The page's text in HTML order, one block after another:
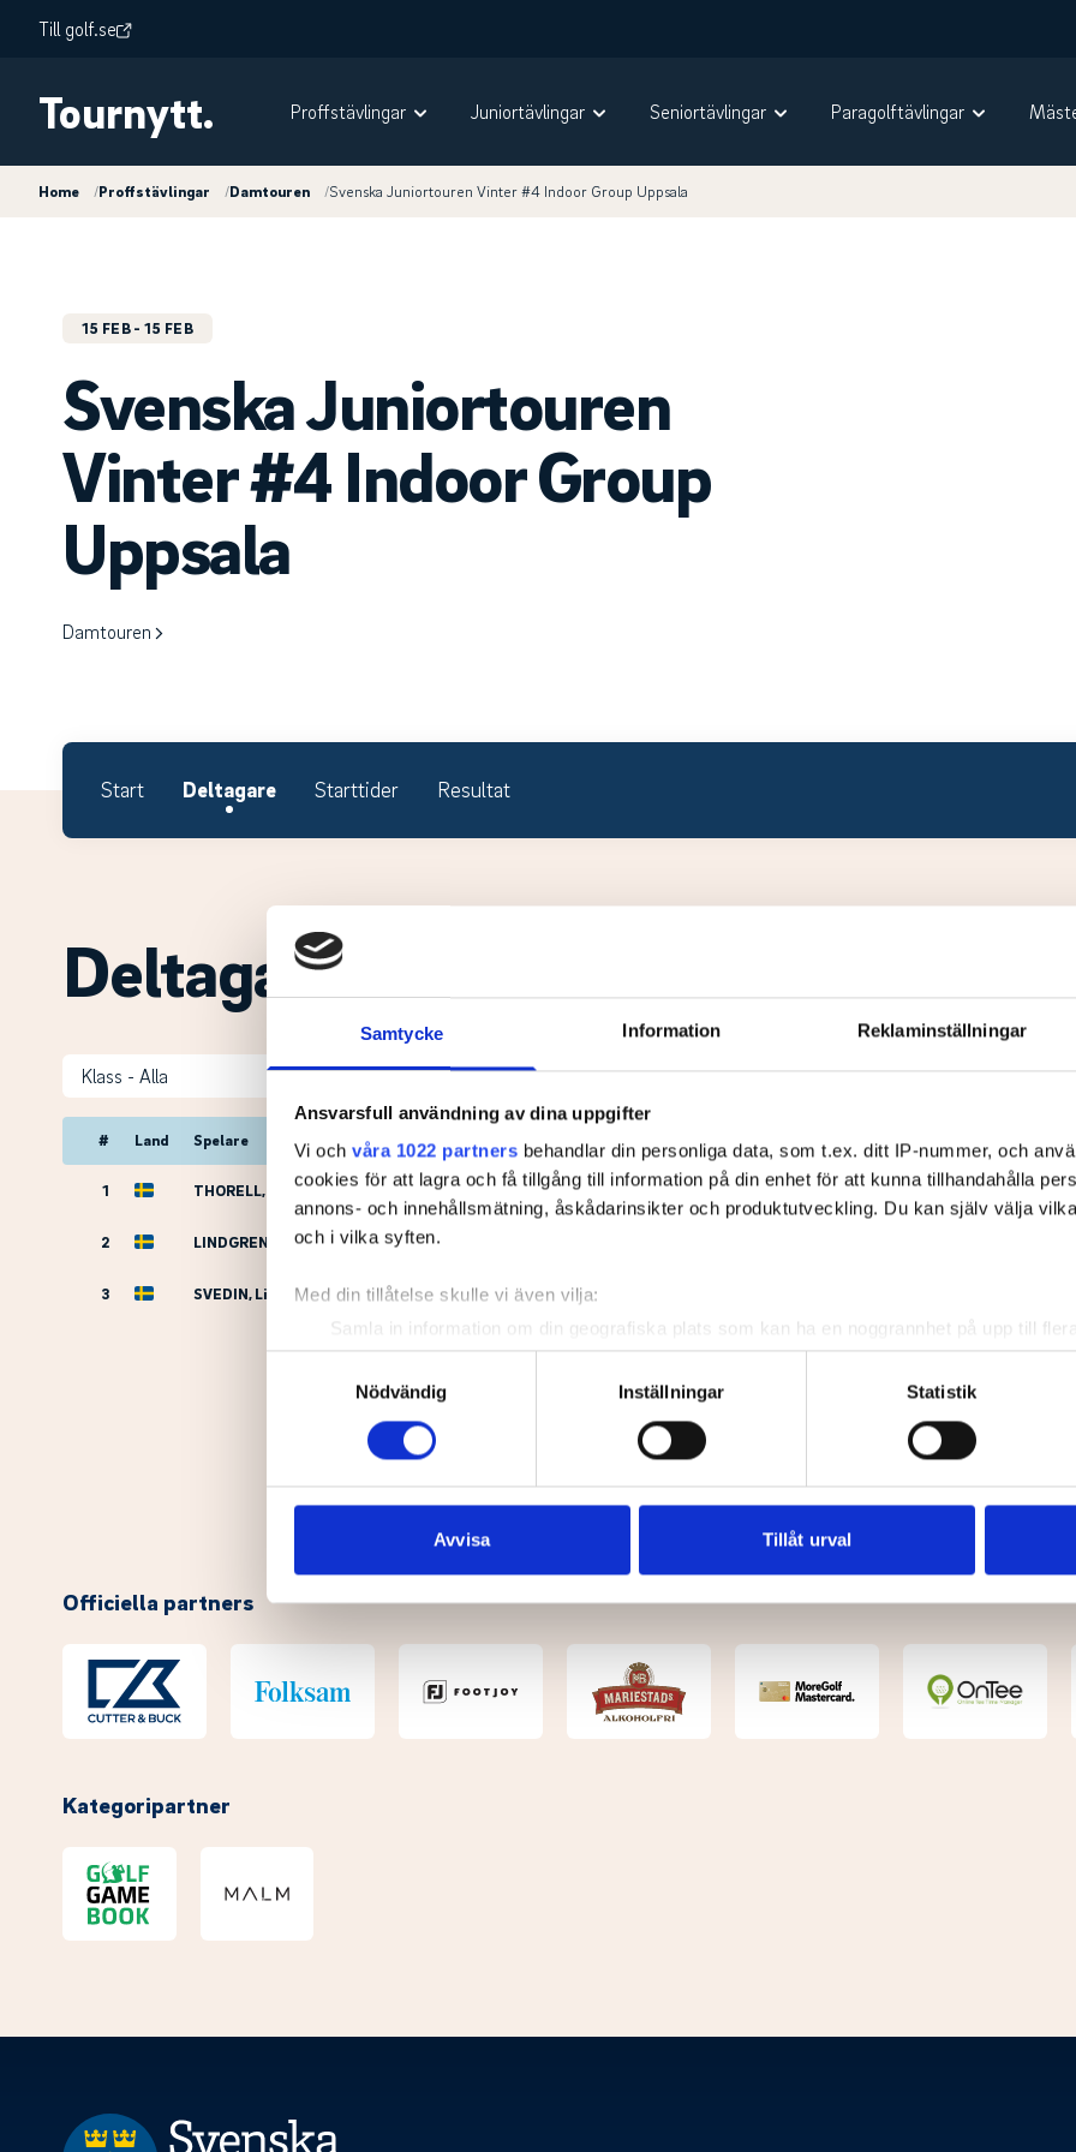
Samtycke Information Reklaminställningar
Ansvarsfull användning av dina uppgifter
Vi och våra 1022 partners behandlar din personliga data, som t.ex. ditt IP-nummer, och
cookies för att lagra och få tillgång till information på din enhet för att kunna tillhandahålla
annons- och innehållsmätning, åskådarinsikter och produktutveckling. Du kan själv välja
och i vilka syften.
Med din tillåtelse skulle vi även vilja:
Samla in information om din geografiska plats som kan ha en noggrannhet på upp till
Identifiera din enhet genom att aktivt skanna den för specifika kännetecken
Ta reda på mer om hur dina personliga uppgifter behandlas och ställ in dina preferenser i
eller dra tillbaka ditt samtycke när som helst från cookie-förklaringen.
sociala medier och analysera vår trafik. Vi vidarebefordrar även sådana identifierare och
till de sociala medier och annons- och analysföretag som vi samarbetar med. Dessa kan i
Nödvändig
Inställningar Statistik
Avvisa Tillåt urval
Till golf.se
Tournytt. Proffstävlingar Juniortävlingar Seniortävlingar Paragolftävlingar
Home /Proffstävlingar /Damtouren /Svenska Juniortouren Vinter #4 Indoor Group Uppsala
15 FEB- 15 FEB
Svenska Juniortouren
Vinter #4 Indoor Group
Uppsala
Damtouren
Start Deltagare Starttider Resultat
Deltagare.
Klass Status
# Land Spelare
1 THORELL, Joel Wattholma Golfklubb
2 LINDGREN NAMIOTKO, Ida
3 SVEDIN, Linn
Officiella partners
Kategoripartner